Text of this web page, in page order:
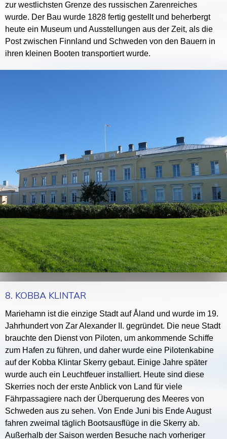
zur westlichsten Grenze des russischen Zarenreiches
wurde. Der Bau wurde 1828 fertig gestellt und beherbergt
heute ein Museum und Ausstellungen aus der Zeit, als die
Post zwischen Finnland und Schweden von den Bauern in
ihren kleinen Booten transportiert wurde.
8. KOBBA KLINTAR
Mariehamn ist die einzige Stadt auf Åland und wurde im 19.
Jahrhundert von Zar Alexander II. gegründet. Die neue Stadt
brauchte den Dienst von Piloten, um ankommende Schiffe
zum Hafen zu führen, und daher wurde eine Pilotenkabine
auf der Kobba Klintar Skerry gebaut. Einige Jahre später
wurde auch ein Leuchtfeuer installiert. Heute sind diese
Skerries noch der erste Anblick von Land für viele
Fährpassagiere nach der Überquerung des Meeres von
Schweden aus zu sehen. Von Ende Juni bis Ende August
fahren zweimal täglich Bootsausflüge in die Skerry ab.
Außerhalb der Saison werden Besuche nach vorheriger